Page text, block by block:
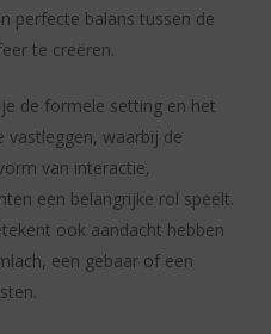
perfecte balans tussen de
te creëren.
de formele setting en het
vastleggen, waarbij de
van interactie,
een belangrijke rol speelt.
ook aandacht hebben
een gebaar of een